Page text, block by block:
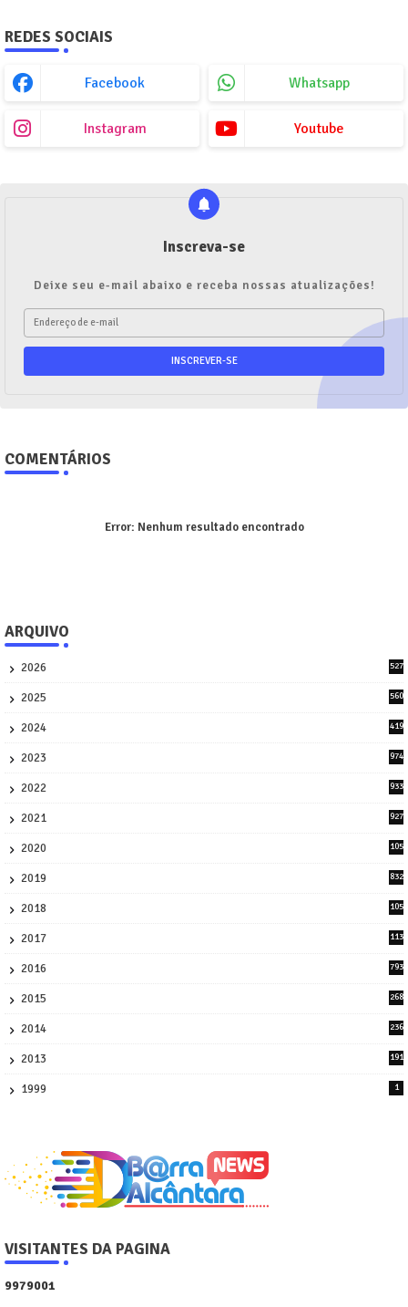
REDES SOCIAIS
Facebook Whatsapp
Instagram Youtube
Inscreva-se
Deixe seu e-mail abaixo e receba nossas atualizações!
COMENTÁRIOS
Error: Nenhum resultado encontrado
ARQUIVO
2026
527
2025
560
2024
419
2023
974
2022
933
2021
927
2020
105
2019
832
2018
105
2017
113
2016
793
2015
268
2014
236
2013
191
1999 1
VISITANTES DA PAGINA
9979001